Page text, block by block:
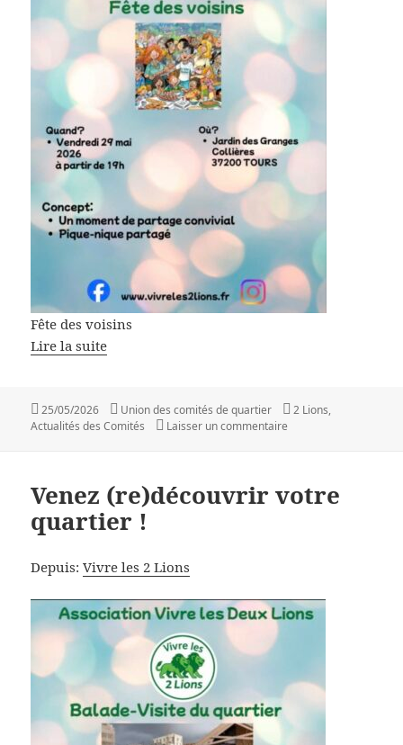
Fête des voisins
Lire la suite
Publié
le
25/05/2026 Auteur
Union des comités de quartier Catégories
2 Lions,
Actualités des Comités
Laisser un commentaire
Venez (re)découvrir votre
quartier !
Depuis:Vivre les 2 Lions